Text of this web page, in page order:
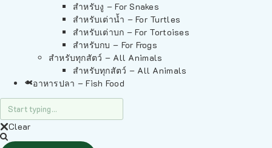
สำหรับงู – For Snakes
สำหรับเต่าน้ำ – For Turtles
สำหรับเต่าบก – For Tortoises
สำหรับกบ – For Frogs
สำหรับทุกสัตว์ – All Animals
สำหรับทุกสัตว์ – All Animals
อาหารปลา – Fish Food
Clear